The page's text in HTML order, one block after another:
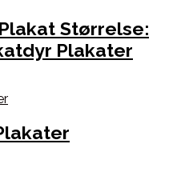
Størrelse:
Plakater